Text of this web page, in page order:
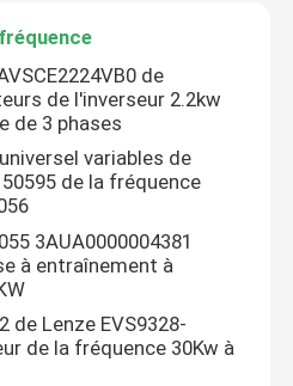
de
de l'inverseur 2.2kw
de 3 phases
variables de
de la fréquence
3AUA0000004381
à entraînement à
de Lenze EVS9328-
de la fréquence 30Kw à